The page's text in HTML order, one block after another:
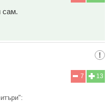
сам.
13
7